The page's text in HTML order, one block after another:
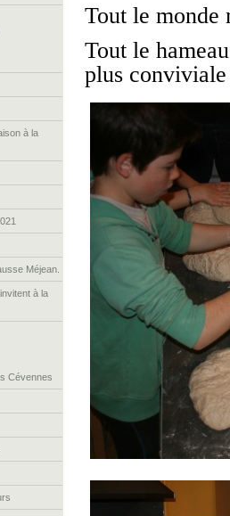
à la
Méjean.
à la
Cévennes
Tout le
Tout le
plus conviviale